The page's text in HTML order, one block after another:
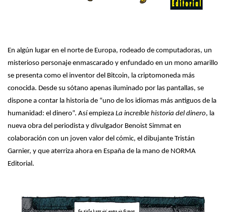
En algún lugar en el norte de Europa, rodeado de computadoras, un
misterioso personaje enmascarado y enfundado en un mono amarillo
se presenta como el inventor del Bitcoin, la criptomoneda más
conocida. Desde su sótano apenas iluminado por las pantallas, se
dispone a contar la historia de “uno de los idiomas más antiguos de la
humanidad: el dinero”. Así empieza La increíble historia del dinero, la
nueva obra del periodista y divulgador Benoist Simmat en
colaboración con un joven valor del cómic, el dibujante Tristán
Garnier, y que aterriza ahora en España de la mano de NORMA
Editorial.